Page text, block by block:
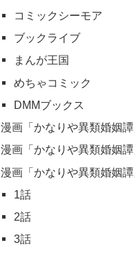
コミックシーモア
ブックライブ
まんが王国
めちゃコミック
DMMブックス
漫画「かなりや異類婚姻
漫画「かなりや異類婚姻
漫画「かなりや異類婚姻
1話
2話
3話